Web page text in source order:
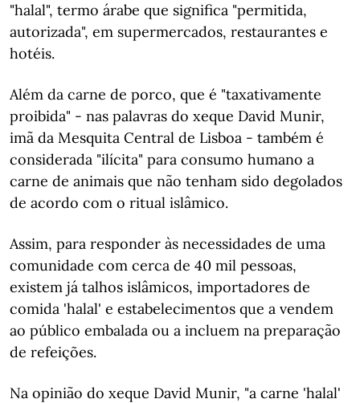
"halal", termo árabe que significa "permitida,
autorizada", em supermercados, restaurantes e
hotéis.
Além da carne de porco, que é "taxativamente
proibida" - nas palavras do xeque David Munir,
imã da Mesquita Central de Lisboa - também é
considerada "ilícita" para consumo humano a
carne de animais que não tenham sido degolados
de acordo com o ritual islâmico.
Assim, para responder às necessidades de uma
comunidade com cerca de 40 mil pessoas,
existem já talhos islâmicos, importadores de
comida 'halal' e estabelecimentos que a vendem
ao público embalada ou a incluem na preparação
de refeições.
Na opinião do xeque David Munir, "a carne 'halal'